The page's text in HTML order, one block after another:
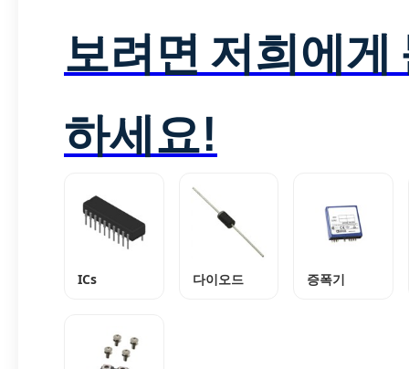
보려면 저희에게
하세요!
ICs 다이오드 증폭기